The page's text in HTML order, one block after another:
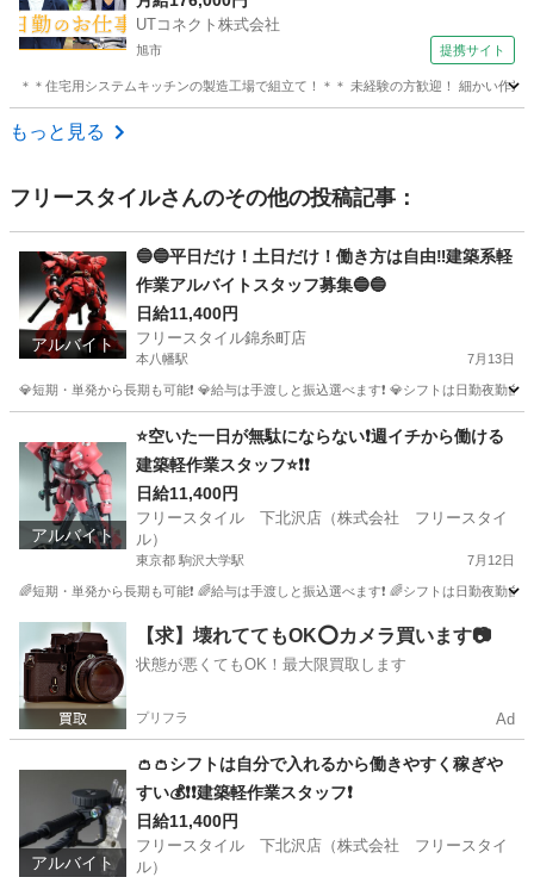
の組立て】＜茨城県神栖市＞
UTコネクト株式会社
旭市 提携サイト
＊＊住宅用システムキッチンの製造工場で組立て！＊＊ 未経験の方歓迎！ 細かい作
千葉 旭市
もっと見る
フリースタイルさんのその他の投稿記事：
アルバイト
🔵🔵平日だけ！土日だけ！働き方は自由‼️建築系軽
作業アルバイトスタッフ募集🔵🔵
日給11,400円
フリースタイル錦糸町店
本八幡駅 7月13日
💎短期・単発から長期も可能❗ 💎給与は手渡しと振込選べます❗ 💎シフトは日勤夜勤
本八幡駅 建築 スタッフ
アルバイト
⭐空いた一日が無駄にならない❗週イチから働ける
建築軽作業スタッフ⭐❗❗
日給11,400円
フリースタイル 下北沢店（株式会社 フリースタイ
ル）
東京都 駒沢大学駅 7月12日
🌈短期・単発から長期も可能❗ 🌈給与は手渡しと振込選べます❗ 🌈シフトは日勤夜勤自
東京 世田谷区 駒沢大学駅 建築 スタッフ
【求】壊れててもOK⭕️カメラ買います📷
状態が悪くてもOK！最大限買取します
プリフラ Ad
アルバイト
👛👛シフトは自分で入れるから働きやすく稼ぎや
すい💰❗❗建築軽作業スタッフ❗
日給11,400円
フリースタイル 下北沢店（株式会社 フリースタイ
ル）